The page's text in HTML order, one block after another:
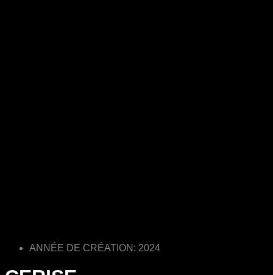
ANNÉE DE CRÉATION: 2024